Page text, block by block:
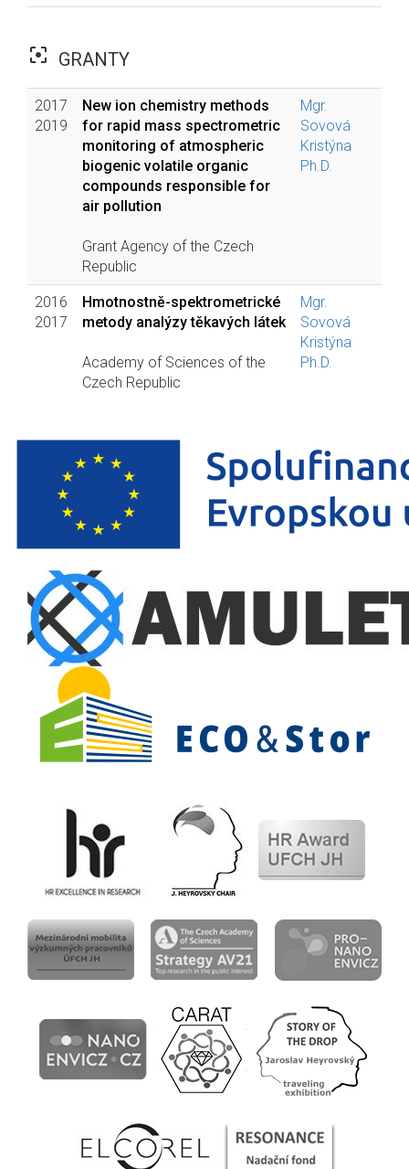
filter_center_focus GRANTY
2017
2019
New ion chemistry methods
for rapid mass spectrometric
monitoring of atmospheric
biogenic volatile organic
compounds responsible for
air pollution
Grant Agency of the Czech
Republic
Mgr.
Sovová
Kristýna
Ph.D.
2016
2017
Hmotnostně-spektrometrické
metody analýzy těkavých látek
Academy of Sciences of the
Czech Republic
Mgr.
Sovová
Kristýna
Ph.D.